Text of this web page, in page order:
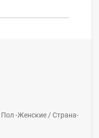
Пол -Женские /Страна-